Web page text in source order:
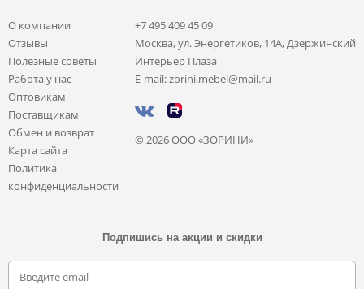
О компании
Отзывы
Полезные советы
Работа у нас
Оптовикам
Поставщикам
Обмен и возврат
Карта сайта
Политика
конфиденциальности
+7 495 409 45 09
Москва, ул. Энергетиков, 14А, Дзержинский
Интерьер Плаза
E-mail: zorini.mebel@mail.ru
© 2026 ООО «ЗОРИНИ»
Подпишись на акции и скидки